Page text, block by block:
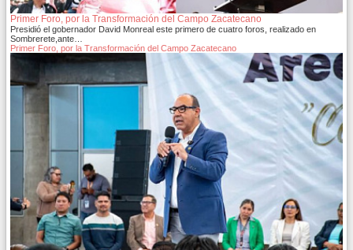
Primer Foro, por la Transformación del Campo Zacatecano
Presidió el gobernador David Monreal este primero de cuatro foros, realizado en
Sombrerete,ante…
Primer Foro, por la Transformación del Campo Zacatecano